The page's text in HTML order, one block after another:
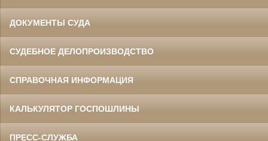
ДОКУМЕНТЫ СУДА
СУДЕБНОЕ ДЕЛОПРОИЗВОДСТВО
СПРАВОЧНАЯ ИНФОРМАЦИЯ
КАЛЬКУЛЯТОР ГОСПОШЛИНЫ
ПРЕСС-СЛУЖБА